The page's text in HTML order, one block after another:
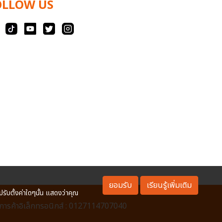
US
ค้าอิเล็กทรอนิกส์ : 0127114707040
รับตั้งค่าใดๆนั้น แสดงว่าคุณ
ยอมรับ เรียนรู้เพิ่มเติม